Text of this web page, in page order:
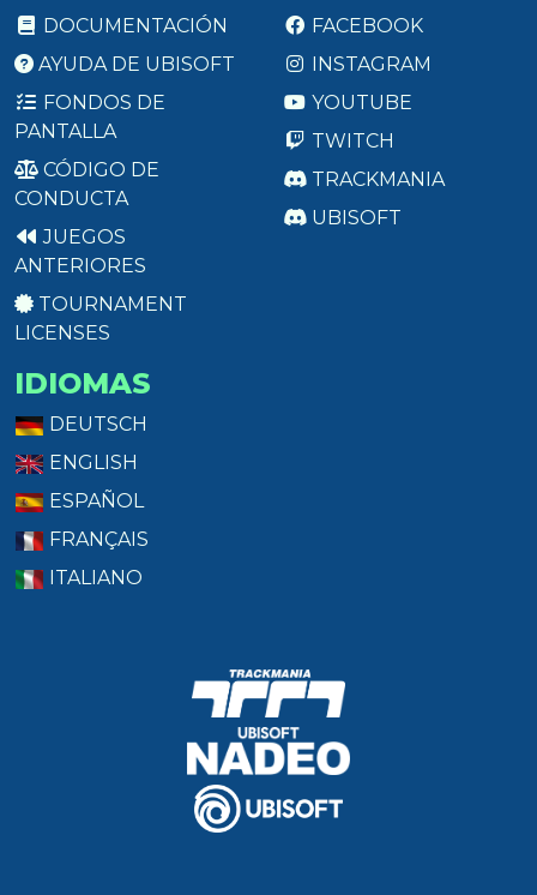
DOCUMENTACIÓN
AYUDA DE UBISOFT
FONDOS DE
PANTALLA
CÓDIGO DE
CONDUCTA
JUEGOS
ANTERIORES
TOURNAMENT
LICENSES
FACEBOOK
INSTAGRAM
YOUTUBE
TWITCH
TRACKMANIA
UBISOFT
IDIOMAS
DEUTSCH
ENGLISH
ESPAÑOL
FRANÇAIS
ITALIANO